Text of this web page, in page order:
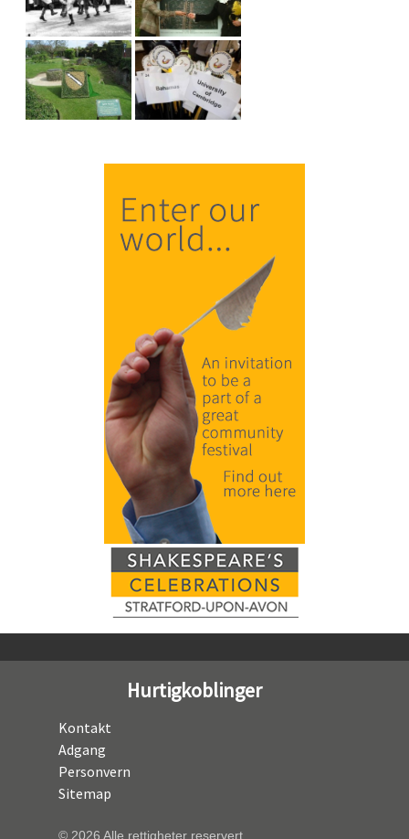
Hurtigkoblinger
Kontakt
Adgang
Personvern
Sitemap
© 2026 Alle rettigheter reservert.